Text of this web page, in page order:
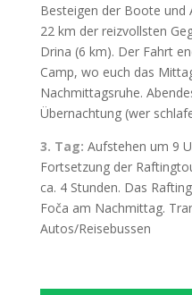
Besteigen der Boote und
22 km der reizvollsten
Drina (6 km). Der Fahrt
Camp, wo euch das
Nachmittagsruhe.
Übernachtung (wer
3. Tag: Aufstehen um 9
Fortsetzung der
ca. 4 Stunden. Das
Foča am Nachmittag.
Autos/Reisebussen